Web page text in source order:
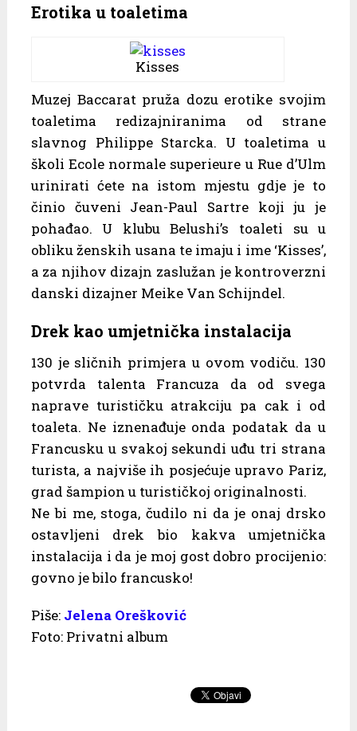
Erotika u toaletima
Kisses
Muzej Baccarat pruža dozu erotike svojim
toaletima redizajniranima od strane
slavnog Philippe Starcka. U toaletima u
školi Ecole normale superieure u Rue d’Ulm
urinirati ćete na istom mjestu gdje je to
činio čuveni Jean-Paul Sartre koji ju je
pohađao. U klubu Belushi’s toaleti su u
obliku ženskih usana te imaju i ime ‘Kisses’,
a za njihov dizajn zaslužan je kontroverzni
danski dizajner Meike Van Schijndel.
Drek kao umjetnička instalacija
130 je sličnih primjera u ovom vodiču. 130
potvrda talenta Francuza da od svega
naprave turističku atrakciju pa cak i od
toaleta. Ne iznenađuje onda podatak da u
Francusku u svakoj sekundi uđu tri strana
turista, a najviše ih posjećuje upravo Pariz,
grad šampion u turističkoj originalnosti.
Ne bi me, stoga, čudilo ni da je onaj drsko
ostavljeni drek bio kakva umjetnička
instalacija i da je moj gost dobro procijenio:
govno je bilo francusko!
Piše: Jelena Orešković
Foto: Privatni album